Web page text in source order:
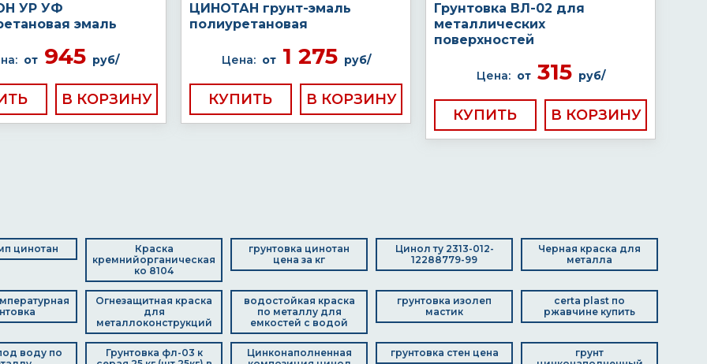
УР УФ
эмаль
от 945 руб/
ЦИНОТАН грунт-эмаль
полиуретановая
Цена: от1 275 руб/
КУПИТЬ
Грунтовка ВЛ-02 для
металлических
поверхностей
Цена: от315 руб/
КУПИТЬ
цинотан
Краска
кремнийорганическая
ко 8104
грунтовка цинотан
цена за кг
Цинол ту 2313-012-
12288779-99
Черная краска для
металла
Огнезащитная краска
для
металлоконструкций
водостойкая краска
по металлу для
емкостей с водой
грунтовка изолеп
мастик
certa plast по
ржавчине купить
воду по
Грунтовка фл-03 к
Цинконаполненная
грунтовка стен цена
грунт